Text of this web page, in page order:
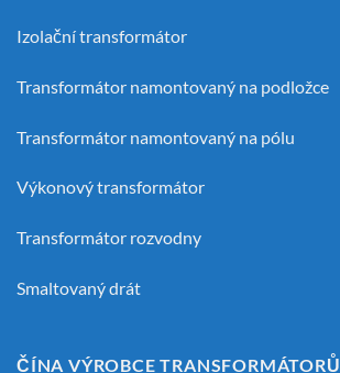
Izolační transformátor
Transformátor namontovaný na podložce
Transformátor namontovaný na pólu
Výkonový transformátor
Transformátor rozvodny
Smaltovaný drát
ČÍNA VÝROBCE TRANSFORMÁTORŮ